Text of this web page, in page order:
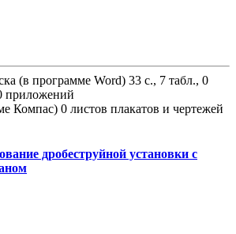
(в программе Word) 33 с., 7 табл., 0
приложений
Компас) 0 листов плакатов и чертежей
дробеструйной установки с